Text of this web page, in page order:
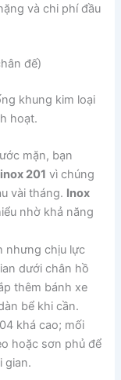
và chi phí đầu
đế)
khung kim loại
hoạt.
mặn, bạn
201 vì chúng
vài tháng. Inox
nhờ khả năng
nhưng chịu lực
dưới chân hồ
thêm bánh xe
bể khi cần.
khá cao; mối
hoặc sơn phủ để
gian.